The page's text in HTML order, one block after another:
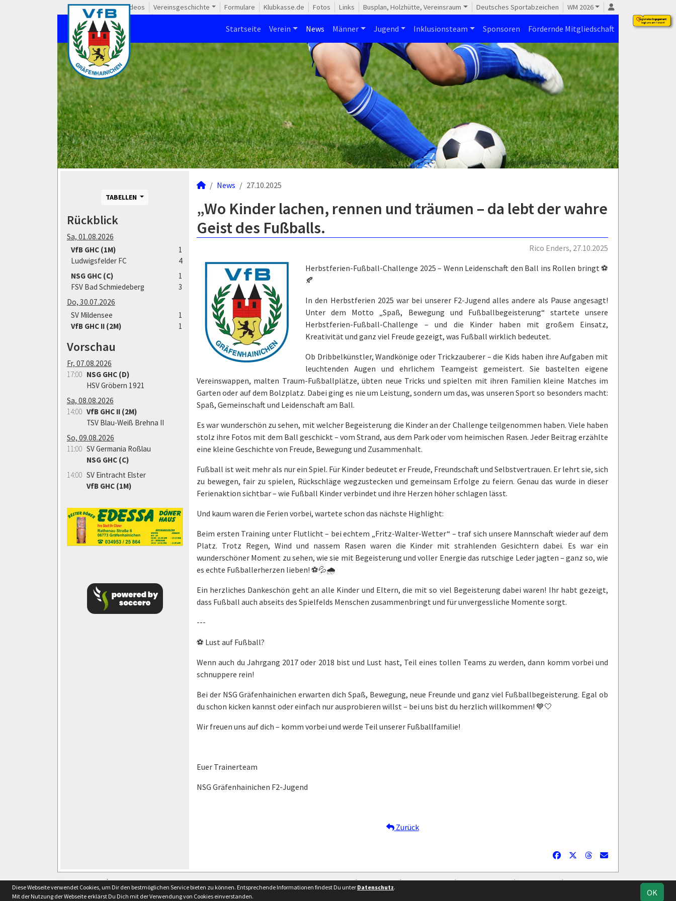
Videos Vereinsgeschichte Formulare Klubkasse.de Fotos Links Busplan, Holzhütte, Vereinsraum Deutsches Sportabzeichen WM 2026
Startseite Verein News Männer Jugend Inklusionsteam Sponsoren Fördernde Mitgliedschaft
TABELLEN
Rückblick
Sa, 01.08.2026
VfB GHC (1M)
1
Ludwigsfelder FC
4
NSG GHC (C)
1
FSV Bad Schmiedeberg
3
Do, 30.07.2026
SV Mildensee
1
VfB GHC II (2M)
1
Vorschau
Fr, 07.08.2026
17:00 NSG GHC (D)
HSV Gröbern 1921
Sa, 08.08.2026
14:00 VfB GHC II (2M)
TSV Blau-Weiß Brehna II
So, 09.08.2026
11:00 SV Germania Roßlau
NSG GHC (C)
14:00 SV Eintracht Elster
VfB GHC (1M)
News 27.10.2025
„Wo Kinder lachen, rennen und träumen – da lebt der wahre
Geist des Fußballs.
Rico Enders, 27.10.2025
Herbstferien-Fußball-Challenge 2025 – Wenn Leidenschaft den Ball ins Rollen bringt ⚽
🍂
In den Herbstferien 2025 war bei unserer F2-Jugend alles andere als Pause angesagt!
Unter dem Motto „Spaß, Bewegung und Fußballbegeisterung“ startete unsere
Herbstferien-Fußball-Challenge – und die Kinder haben mit großem Einsatz,
Kreativität und ganz viel Freude gezeigt, was Fußball wirklich bedeutet.
Ob Dribbelkünstler, Wandkönige oder Trickzauberer – die Kids haben ihre Aufgaben mit
leuchtenden Augen und ehrlichem Teamgeist gemeistert. Sie bastelten eigene
Vereinswappen, malten Traum-Fußballplätze, übten neue Tricks und spielten mit ihren Familien kleine Matches im
Garten oder auf dem Bolzplatz. Dabei ging es nie um Leistung, sondern um das, was unseren Sport so besonders macht:
Spaß, Gemeinschaft und Leidenschaft am Ball.
Es war wunderschön zu sehen, mit welcher Begeisterung die Kinder an der Challenge teilgenommen haben. Viele haben
stolz ihre Fotos mit dem Ball geschickt – vom Strand, aus dem Park oder vom heimischen Rasen. Jeder Beitrag erzählte
eine kleine Geschichte von Freude, Bewegung und Zusammenhalt.
Fußball ist weit mehr als nur ein Spiel. Für Kinder bedeutet er Freude, Freundschaft und Selbstvertrauen. Er lehrt sie, sich
zu bewegen, fair zu spielen, Rückschläge wegzustecken und gemeinsam Erfolge zu feiern. Genau das wurde in dieser
Ferienaktion sichtbar – wie Fußball Kinder verbindet und ihre Herzen höher schlagen lässt.
Und kaum waren die Ferien vorbei, wartete schon das nächste Highlight:
Beim ersten Training unter Flutlicht – bei echtem „Fritz-Walter-Wetter“ – traf sich unsere Mannschaft wieder auf dem
Platz. Trotz Regen, Wind und nassem Rasen waren die Kinder mit strahlenden Gesichtern dabei. Es war ein
wunderschöner Moment zu sehen, wie sie mit Begeisterung und voller Energie das rutschige Leder jagten – ganz so, wie
es echte Fußballerherzen lieben! ⚽💦🌧️
Ein herzliches Dankeschön geht an alle Kinder und Eltern, die mit so viel Begeisterung dabei waren! Ihr habt gezeigt,
dass Fußball auch abseits des Spielfelds Menschen zusammenbringt und für unvergessliche Momente sorgt.
---
⚽ Lust auf Fußball?
Wenn auch du Jahrgang 2017 oder 2018 bist und Lust hast, Teil eines tollen Teams zu werden, dann komm vorbei und
schnuppere rein!
Bei der NSG Gräfenhainichen erwarten dich Spaß, Bewegung, neue Freunde und ganz viel Fußballbegeisterung. Egal ob
du schon kicken kannst oder einfach nur ausprobieren willst – bei uns bist du herzlich willkommen! 💙🤍
Wir freuen uns auf dich – komm vorbei und werde Teil unserer Fußballfamilie!
Euer Trainerteam
NSG Gräfenhainichen F2-Jugend
Zurück
soccero.de
© 2006 - 2026
Besucherstatistik Kontakt Impressum Geburtstage Facebook
Datenschutz
OK
Diese Webseite verwendet Cookies, um Dir den bestmöglichen Service bieten zu können. Entsprechende Informationen findest Du unter Datenschutz.
Mit der Nutzung der Webseite erklärst Du Dich mit der Verwendung von Cookies einverstanden.